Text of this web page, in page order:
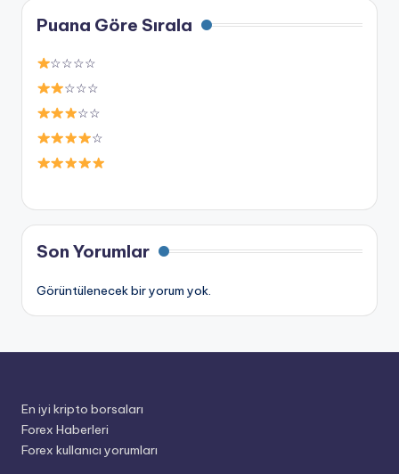
Puana Göre Sırala
☆☆☆☆
☆☆☆
☆☆
☆
Son Yorumlar
Görüntülenecek bir yorum yok.
En iyi kripto borsaları
Forex Haberleri
Forex kullanıcı yorumları